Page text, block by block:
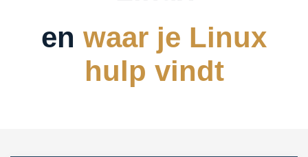
en waar je Linux
hulp vindt